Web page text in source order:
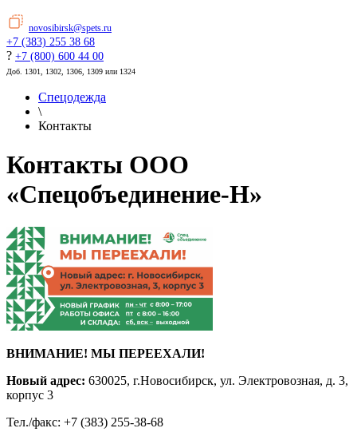
novosibirsk@spets.ru
+7 (383) 255 38 68
? +7 (800) 600 44 00
Доб. 1301, 1302, 1306, 1309 или 1324
Спецодежда
\
Контакты
Контакты ООО
«Спецобъединение-Н»
ВНИМАНИЕ! МЫ ПЕРЕЕХАЛИ!
Новый адрес: 630025, г.Новосибирск, ул. Электровозная, д. 3,
корпус 3
Тел./факс: +7 (383) 255-38-68